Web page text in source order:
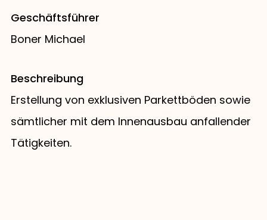
Geschäftsführer
Boner Michael
Beschreibung
Erstellung von exklusiven Parkettböden sowie
sämtlicher mit dem Innenausbau anfallender
Tätigkeiten.